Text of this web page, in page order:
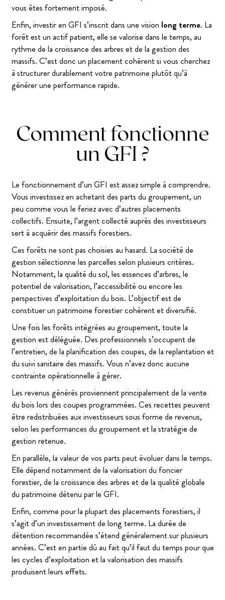
vous êtes fortement imposé.
Enfin, investir en GFI s’inscrit dans une vision long terme. La
forêt est un actif patient, elle se valorise dans le temps, au
rythme de la croissance des arbres et de la gestion des
massifs. C’est donc un placement cohérent si vous cherchez
à structurer durablement votre patrimoine plutôt qu’à
générer une performance rapide.
Comment fonctionne
un GFI ?
Le fonctionnement d’un GFI est assez simple à comprendre.
Vous investissez en achetant des parts du groupement, un
peu comme vous le feriez avec d’autres placements
collectifs. Ensuite, l’argent collecté auprès des investisseurs
sert à acquérir des massifs forestiers.
Ces forêts ne sont pas choisies au hasard. La société de
gestion sélectionne les parcelles selon plusieurs critères.
Notamment, la qualité du sol, les essences d’arbres, le
potentiel de valorisation, l’accessibilité ou encore les
perspectives d’exploitation du bois. L’objectif est de
constituer un patrimoine forestier cohérent et diversifié.
Une fois les forêts intégrées au groupement, toute la
gestion est déléguée. Des professionnels s’occupent de
l’entretien, de la planification des coupes, de la replantation et
du suivi sanitaire des massifs. Vous n’avez donc aucune
contrainte opérationnelle à gérer.
Les revenus générés proviennent principalement de la vente
du bois lors des coupes programmées. Ces recettes peuvent
être redistribuées aux investisseurs sous forme de revenus,
selon les performances du groupement et la stratégie de
gestion retenue.
En parallèle, la valeur de vos parts peut évoluer dans le temps.
Elle dépend notamment de la valorisation du foncier
forestier, de la croissance des arbres et de la qualité globale
du patrimoine détenu par le GFI.
Enfin, comme pour la plupart des placements forestiers, il
s’agit d’un investissement de long terme. La durée de
détention recommandée s’étend généralement sur plusieurs
années. C’est en partie dû au fait qu’il faut du temps pour que
les cycles d’exploitation et la valorisation des massifs
produisent leurs effets.